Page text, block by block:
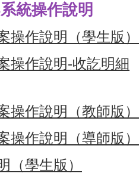
統操作說明
操作說明（學生版）
操作說明-收訖明細
操作說明（教師版）
操作說明（導師版）
（學生版）